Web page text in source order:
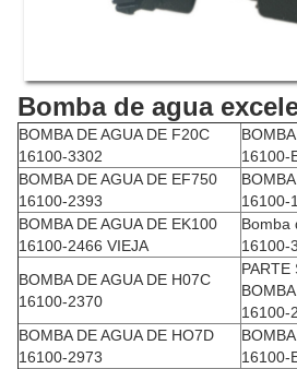
Bomba de agua
BOMBA DE AGUA DE F20C
16100-3302
16100-
BOMBA DE AGUA DE EF750
16100-2393
16100-
BOMBA DE AGUA DE EK100
16100-2466 VIEJA
Bomba
16100-
BOMBA DE AGUA DE H07C
16100-2370
PARTE
16100-
BOMBA DE AGUA DE HO7D
16100-2973
16100-